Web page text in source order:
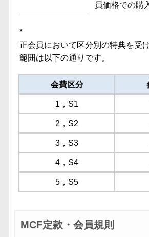
員価格での購
*
正会員において区分別の特典を受
範囲は以下の通りです。
会費区分
1，S1
2，S2
3，S3
4，S4
5，S5
MCF定款・会員規則